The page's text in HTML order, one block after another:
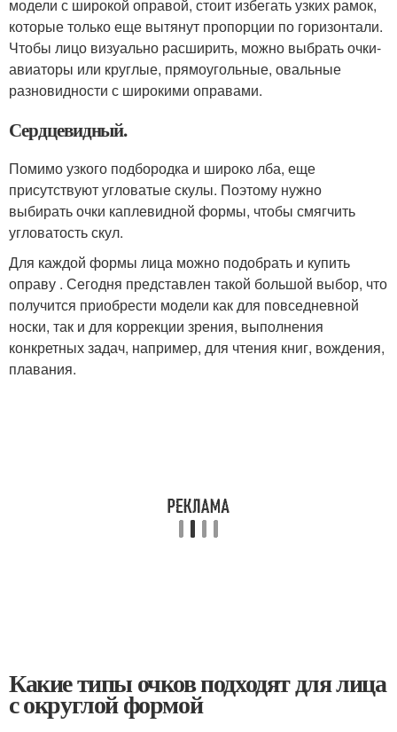
модели с широкой оправой, стоит избегать узких рамок,
которые только еще вытянут пропорции по горизонтали.
Чтобы лицо визуально расширить, можно выбрать очки-
авиаторы или круглые, прямоугольные, овальные
разновидности с широкими оправами.
Сердцевидный.
Помимо узкого подбородка и широко лба, еще
присутствуют угловатые скулы. Поэтому нужно
выбирать очки каплевидной формы, чтобы смягчить
угловатость скул.
Для каждой формы лица можно подобрать и купить
оправу . Сегодня представлен такой большой выбор, что
получится приобрести модели как для повседневной
носки, так и для коррекции зрения, выполнения
конкретных задач, например, для чтения книг, вождения,
плавания.
Какие типы очков подходят для лица
с округлой формой